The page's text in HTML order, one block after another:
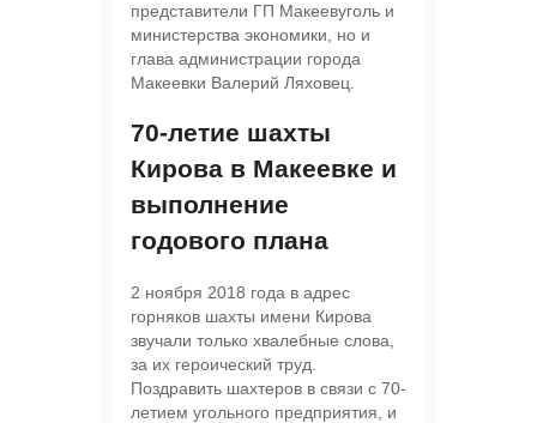
представители ГП Макеевуголь и
министерства экономики, но и
глава администрации города
Макеевки Валерий Ляховец.
70-летие шахты
Кирова в Макеевке и
выполнение
годового плана
2 ноября 2018 года в адрес
горняков шахты имени Кирова
звучали только хвалебные слова,
за их героический труд.
Поздравить шахтеров в связи с 70-
летием угольного предприятия, и